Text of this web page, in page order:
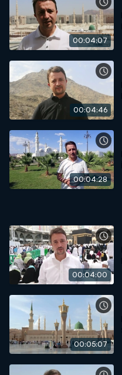
00:04:07
00:04:46
00:04:28
00:04:00
00:05:07